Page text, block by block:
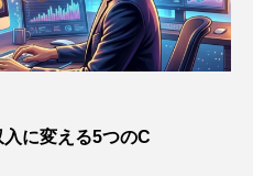
に変える5つのC